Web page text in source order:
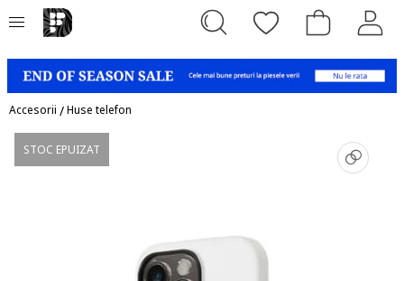
Accesorii /Huse telefon
STOC EPUIZAT